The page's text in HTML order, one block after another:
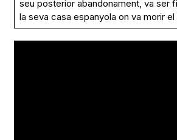
seu posterior abandonament, va ser
la seva casa espanyola on va morir el